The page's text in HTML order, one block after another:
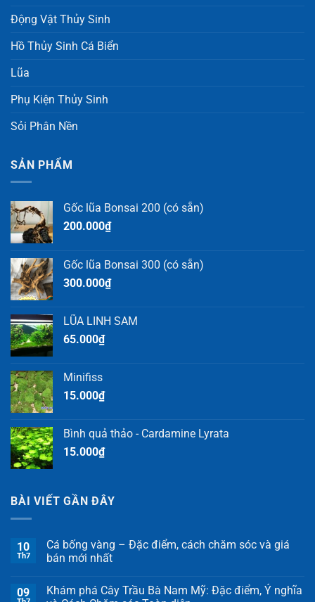
Động Vật Thủy Sinh
Hồ Thủy Sinh Cá Biển
Lũa
Phụ Kiện Thủy Sinh
Sỏi Phân Nền
SẢN PHẨM
Gốc lũa Bonsai 200 (có sẵn)
200.000₫
Gốc lũa Bonsai 300 (có sẵn)
300.000₫
LŨA LINH SAM
65.000₫
Minifiss
15.000₫
Bình quả thảo - Cardamine Lyrata
15.000₫
BÀI VIẾT GẦN ĐÂY
10
Th7
Cá bống vàng – Đặc điểm, cách chăm sóc và giá
bán mới nhất
09
Khám phá Cây Trầu Bà Nam Mỹ: Đặc điểm, Ý nghĩa